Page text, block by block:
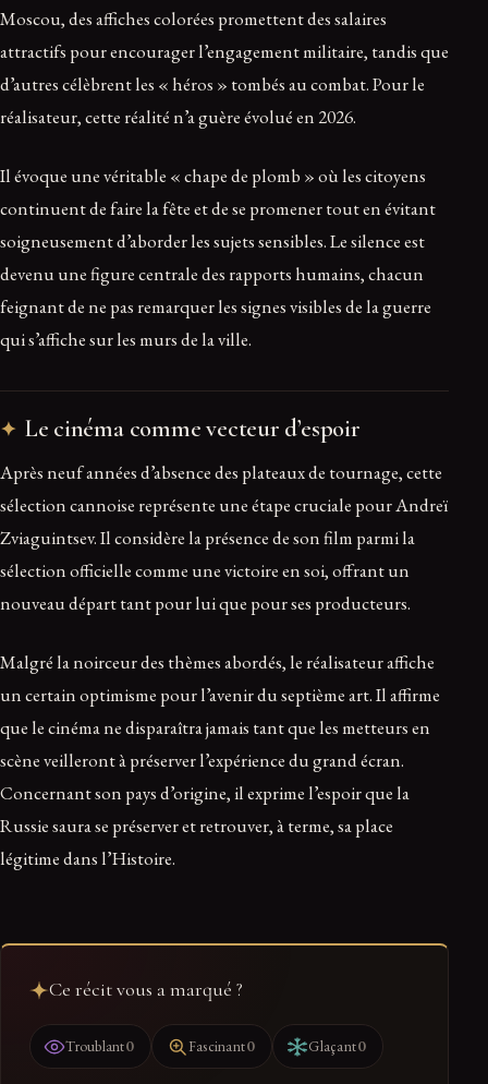
Moscou, des affiches colorées promettent des salaires
attractifs pour encourager l’engagement militaire, tandis que
d’autres célèbrent les « héros » tombés au combat. Pour le
réalisateur, cette réalité n’a guère évolué en 2026.
Il évoque une véritable « chape de plomb » où les citoyens
continuent de faire la fête et de se promener tout en évitant
soigneusement d’aborder les sujets sensibles. Le silence est
devenu une figure centrale des rapports humains, chacun
feignant de ne pas remarquer les signes visibles de la guerre
qui s’affiche sur les murs de la ville.
Le cinéma comme vecteur d’espoir
Après neuf années d’absence des plateaux de tournage, cette
sélection cannoise représente une étape cruciale pour Andreï
Zviaguintsev. Il considère la présence de son film parmi la
sélection officielle comme une victoire en soi, offrant un
nouveau départ tant pour lui que pour ses producteurs.
Malgré la noirceur des thèmes abordés, le réalisateur affiche
un certain optimisme pour l’avenir du septième art. Il affirme
que le cinéma ne disparaîtra jamais tant que les metteurs en
scène veilleront à préserver l’expérience du grand écran.
Concernant son pays d’origine, il exprime l’espoir que la
Russie saura se préserver et retrouver, à terme, sa place
légitime dans l’Histoire.
Ce récit vous a marqué ?
Troublant0 Fascinant0 Glaçant0